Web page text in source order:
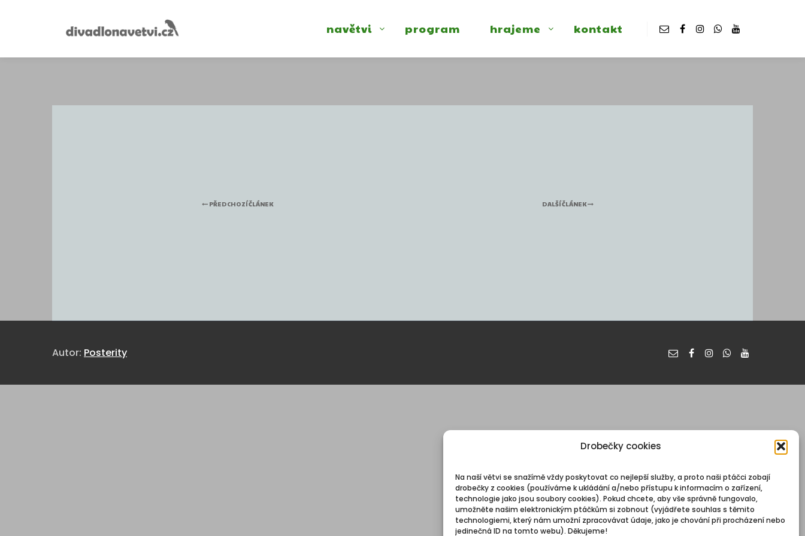
Drobečky cookies
Na naší větvi se snažímě vždy poskytovat co nejlepší služby, a proto naši ptáčci zobají
drobečky z cookies (používáme k ukládání a/nebo přístupu k informacím o zařízení,
technologie jako jsou soubory cookies). Pokud chcete, aby vše správně fungovalo,
umožněte našim elektronickým ptáčkům si zobnout (vyjádřete souhlas s těmito
technologiemi, který nám umožní zpracovávat údaje, jako je chování při procházení nebo
jedinečná ID na tomto webu). Děkujeme!
navětvi program hrajeme kontakt
PŘEDCHOZÍ ČLÁNEK DALŠÍ ČLÁNEK
Autor: Posterity